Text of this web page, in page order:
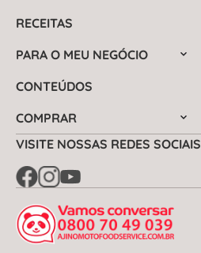
RECEITAS
PARA O MEU NEGÓCIO
CONTEÚDOS
COMPRAR
VISITE NOSSAS REDES SOCIAIS